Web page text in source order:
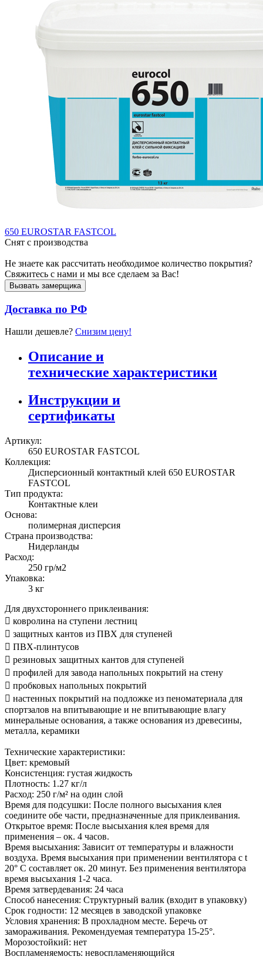
650 EUROSTAR FASTCOL
Снят с производства
Не знаете как рассчитать необходимое количество покрытия?
Свяжитесь с нами и мы все сделаем за Вас!
Вызвать замерщика
Доставка по РФ
Нашли дешевле? Снизим цену!
Описание и
технические характеристики
Инструкции и
сертификаты
Артикул:
650 EUROSTAR FASTCOL
Коллекция:
Дисперсионный контактный клей 650 EUROSTAR
FASTCOL
Тип продукта:
Контактные клеи
Основа:
полимерная дисперсия
Страна производства:
Нидерланды
Расход:
250 гр/м2
Упаковка:
3 кг
Для двухстороннего приклеивания:
 ковролина на ступени лестниц
 защитных кантов из ПВХ для ступеней
 ПВХ-плинтусов
 резиновых защитных кантов для ступеней
 профилей для завода напольных покрытий на стену
 пробковых напольных покрытий
 настенных покрытий на подложке из пеноматериала для
спортзалов на впитывающие и не впитывающие влагу
минеральные основания, а также основания из древесины,
металла, керамики
Технические характеристики:
Цвет: кремовый
Консистенция: густая жидкость
Плотность: 1.27 кг/л
Расход: 250 г/м² на один слой
Время для подсушки: После полного высыхания клея
соедините обе части, предназначенные для приклеивания.
Открытое время: После высыхания клея время для
применения – ок. 4 часов.
Время высыхания: Зависит от температуры и влажности
воздуха. Время высыхания при применении вентилятора с t
20° C составляет ок. 20 минут. Без применения вентилятора
время высыхания 1-2 часа.
Время затвердевания: 24 часа
Способ нанесения: Структурный валик (входит в упаковку)
Срок годности: 12 месяцев в заводской упаковке
Условия хранения: В прохладном месте. Беречь от
замораживания. Рекомендуемая температура 15-25°.
Морозостойкий: нет
Воспламеняемость: невоспламеняющийся